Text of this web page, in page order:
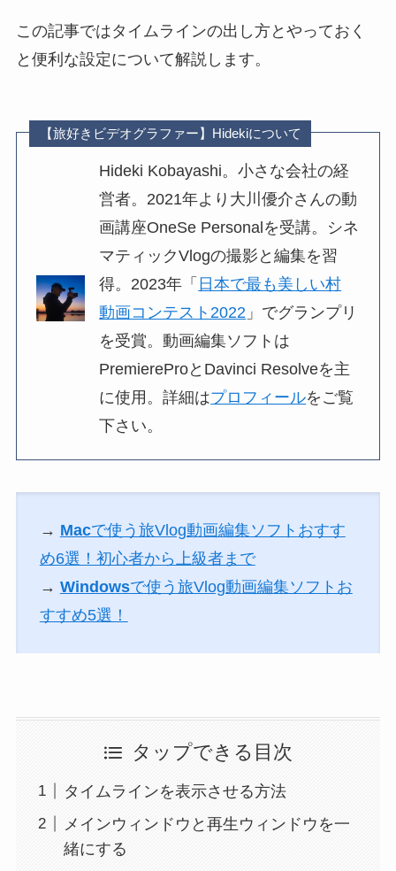
この記事ではタイムラインの出し方とやっておく
と便利な設定について解説します。
【旅好きビデオグラファー】Hidekiについて
Hideki Kobayashi。小さな会社の経
営者。2021年より大川優介さんの動
画講座OneSe Personalを受講。シネ
マティックVlogの撮影と編集を習
得。2023年「 日本で最も美しい村
動画コンテスト2022 」でグランプリ
を受賞。動画編集ソフトは
PremiereProとDavinci Resolveを主
に使用。詳細はプロフィールをご覧
下さい。
→ Macで使う旅Vlog動画編集ソフトおすす
め6選！初心者から上級者まで
→ Windowsで使う旅Vlog動画編集ソフトお
すすめ5選！
タップできる目次
タイムラインを表示させる方法
メインウィンドウと再生ウィンドウを一
緒にする